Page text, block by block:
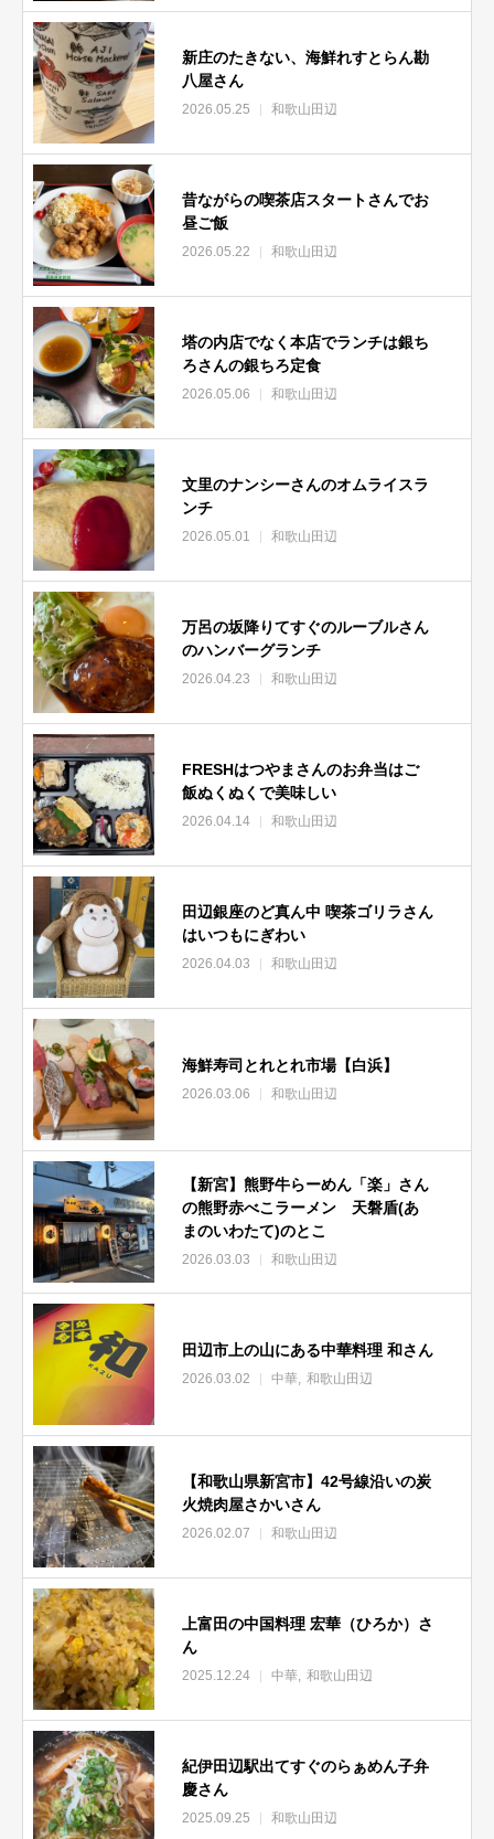
新庄のたきない、海鮮れすとらん勘
八屋さん
2026.05.25 和歌山田辺
昔ながらの喫茶店スタートさんでお
昼ご飯
2026.05.22 和歌山田辺
塔の内店でなく本店でランチは銀ち
ろさんの銀ちろ定食
2026.05.06 和歌山田辺
文里のナンシーさんのオムライスラ
ンチ
2026.05.01 和歌山田辺
万呂の坂降りてすぐのルーブルさん
のハンバーグランチ
2026.04.23 和歌山田辺
FRESHはつやまさんのお弁当はご
飯ぬくぬくで美味しい
2026.04.14 和歌山田辺
田辺銀座のど真ん中 喫茶ゴリラさん
はいつもにぎわい
2026.04.03 和歌山田辺
海鮮寿司とれとれ市場【白浜】
2026.03.06 和歌山田辺
【新宮】熊野牛らーめん「楽」さん
の熊野赤べこラーメン 天磐盾(あ
まのいわたて)のとこ
2026.03.03 和歌山田辺
田辺市上の山にある中華料理 和さん
2026.03.02 中華 和歌山田辺
【和歌山県新宮市】42号線沿いの炭
火焼肉屋さかいさん
2026.02.07 和歌山田辺
上富田の中国料理 宏華（ひろか）さ
ん
2025.12.24 中華 和歌山田辺
紀伊田辺駅出てすぐのらぁめん子弁
慶さん
2025.09.25 和歌山田辺